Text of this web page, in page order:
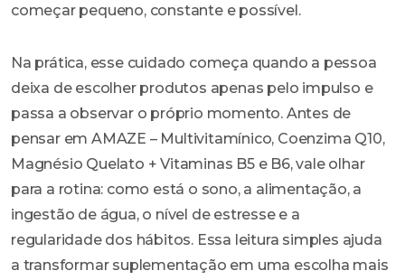
começar pequeno, constante e possível.
Na prática, esse cuidado começa quando a pessoa
deixa de escolher produtos apenas pelo impulso e
passa a observar o próprio momento. Antes de
pensar em AMAZE – Multivitamínico, Coenzima Q10,
Magnésio Quelato + Vitaminas B5 e B6, vale olhar
para a rotina: como está o sono, a alimentação, a
ingestão de água, o nível de estresse e a
regularidade dos hábitos. Essa leitura simples ajuda
a transformar suplementação em uma escolha mais